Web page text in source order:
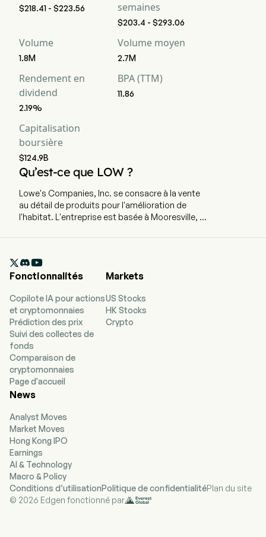
$218.41 - $223.56
semaines
$203.4 - $293.06
Volume
1.8M
Volume moyen
2.7M
Rendement en
dividend
2.19%
BPA (TTM)
11.86
Capitalisation
boursière
$124.9B
Qu’est-ce que LOW ?
Lowe's Companies, Inc. se consacre à la vente
au détail de produits pour l'amélioration de
l'habitat. L'entreprise est basée à Mooresville, en
construction, l'entretien, la réparation, la
rénovation et la décoration. Lowe's propose des
diverses catégories, notamment appareils
électroménagers, produits saisonniers et
aménagement extérieur, bois, pelouses et
jardins, cuisines et salles de bain, quincaillerie,
matériaux de construction, menuiserie, peinture,
plomberie, outils, électricité, revêtement de sol
et décoration. L'entreprise s'efforce d'offrir une
large sélection de marques nationales
reconnues, complétée par ses propres marques
avec installation ainsi que des garanties
prolongées et des services de réparation.
L'entreprise propose des services d'installation
par l'intermédiaire de contractants
indépendants dans plusieurs de ses catégories
de produits. Lowe's propose également des
garanties prolongées pour certains produits
des catégories suivantes : appareils

Fonctionnalités
Copilote IA pour actions
et cryptomonnaies
Prédiction des prix
Suivi des collectes de
fonds
Comparaison de
cryptomonnaies
Page d'accueil
Markets
US Stocks
HK Stocks
Crypto
News
Analyst Moves
Market Moves
Hong Kong IPO
Earnings
AI & Technology
Macro & Policy
Conditions d’utilisationPolitique de confidentialitéPlan du site
© 2026 Edgen fonctionné par